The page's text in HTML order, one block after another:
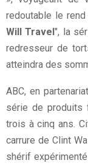
redoutable le
Will Travel", la
redresseur de
atteindra des
ABC, en
série de produits
trois à cinq ans.
carrure de Clint
shérif